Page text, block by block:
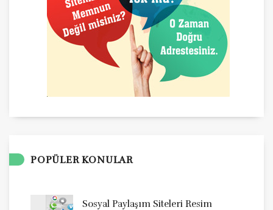
POPÜLER KONULAR
Sosyal Paylaşım Siteleri Resim